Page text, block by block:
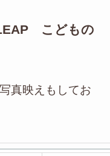
こどもの
真映えもしてお